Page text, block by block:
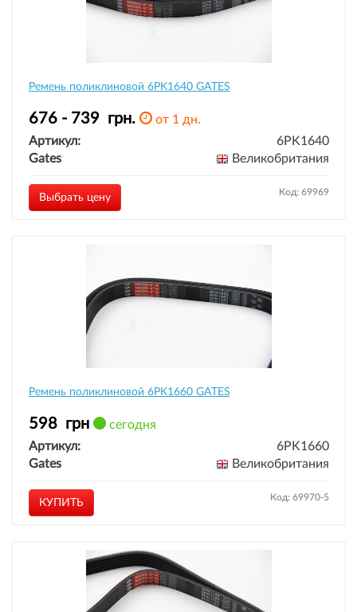
Ремень поликлиновой 6PK1640 GATES
676 - 739 грн.
от 1 дн.
Артикул:
6PK1640
Gates
Великобритания
Выбрать цену Код: 69969
Ремень поликлиновой 6PK1660 GATES
598 грн
сегодня
Артикул:
6PK1660
Gates
Великобритания
КУПИТЬ Код: 69970-5